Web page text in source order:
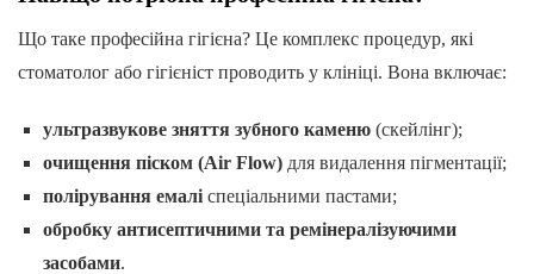
Що таке професійна гігієна? Це комплекс процедур, які
стоматолог або гігієніст проводить у клініці. Вона включає:
ультразвукове зняття зубного каменю(скейлінг);
очищення піском (Air Flow)для видалення пігментації;
полірування емаліспеціальними пастами;
обробку антисептичними та ремінералізуючими
засобами.